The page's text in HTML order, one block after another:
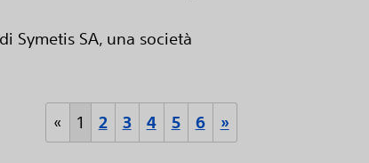
Symetis SA, una società
« 1 2 3 4 5 6 »